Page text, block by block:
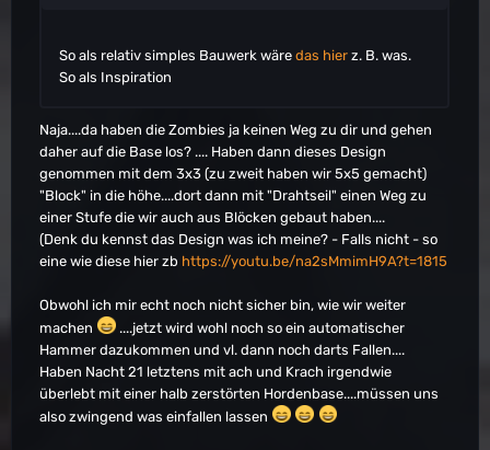
So als relativ simples Bauwerk wäre das hier z. B. was.
So als Inspiration
Naja....da haben die Zombies ja keinen Weg zu dir und gehen
daher auf die Base los? .... Haben dann dieses Design
genommen mit dem 3x3 (zu zweit haben wir 5x5 gemacht)
"Block" in die höhe....dort dann mit "Drahtseil" einen Weg zu
einer Stufe die wir auch aus Blöcken gebaut haben....
(Denk du kennst das Design was ich meine? - Falls nicht - so
eine wie diese hier zb https://youtu.be/na2sMmimH9A?t=1815
Obwohl ich mir echt noch nicht sicher bin, wie wir weiter
machen
....jetzt wird wohl noch so ein automatischer
Hammer dazukommen und vl. dann noch darts Fallen....
Haben Nacht 21 letztens mit ach und Krach irgendwie
überlebt mit einer halb zerstörten Hordenbase....müssen uns
also zwingend was einfallen lassen